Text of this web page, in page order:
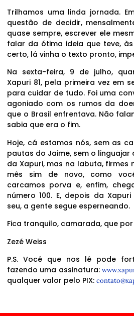
Trilhamos uma linda jornada.
questão de decidir,
quase sempre, escrever ele
falar da ótima ideia que teve,
certo, lá vinha o texto pronto,
Na sexta-feira, 9 de julho,
Xapuri 81, pela primeira vez em
para cuidar de tudo. Foi uma
agoniado com os rumos da
que o Brasil enfrentava. Não
sabia que era o fim.
Hoje, cá estamos nós, sem as
pautas do Jaime, sem o linguajar
da Xapuri, mas na labuta, firmes
mês sim de novo, como
carcamos porva e, enfim,
número 100. E, depois da
seu, a gente segue esperneando.
Fica tranquilo, camarada, que
Zezé Weiss
P.S. Você que nos lê pode
fazendo uma assinatura:
qualquer valor pelo PIX: